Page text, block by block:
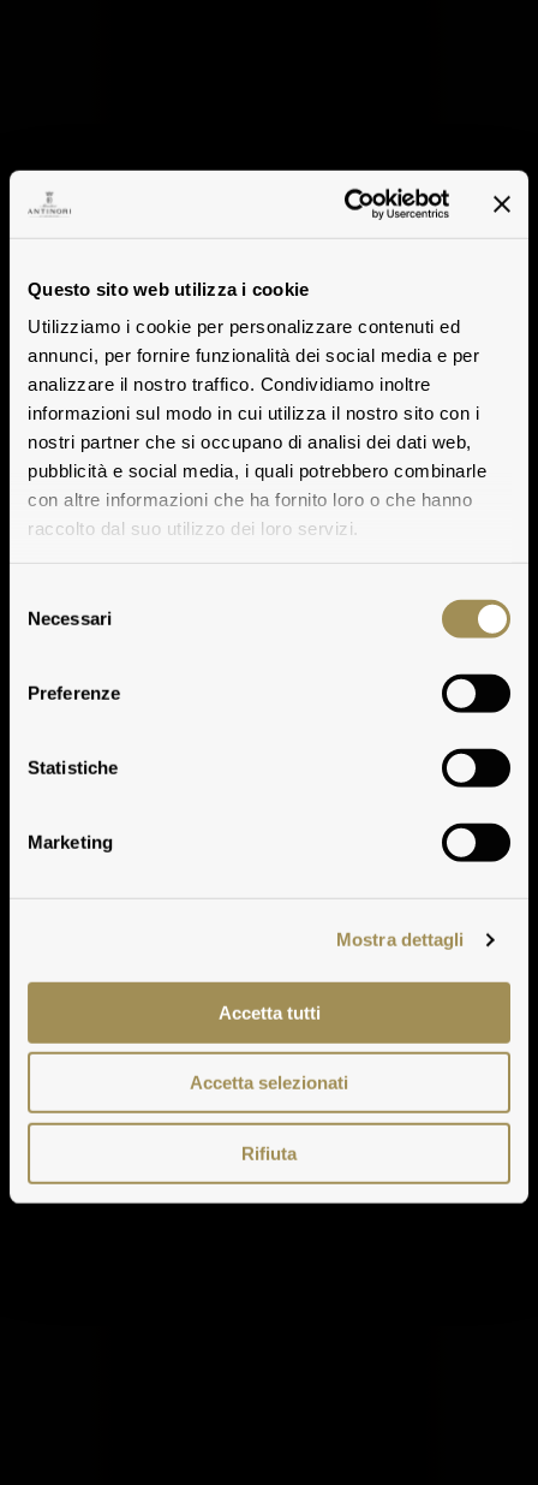
Questo sito web utilizza i cookie
Utilizziamo i cookie per personalizzare contenuti ed
annunci, per fornire funzionalità dei social media e per
analizzare il nostro traffico. Condividiamo inoltre
informazioni sul modo in cui utilizza il nostro sito con i
nostri partner che si occupano di analisi dei dati web,
pubblicità e social media, i quali potrebbero combinarle
con altre informazioni che ha fornito loro o che hanno
raccolto dal suo utilizzo dei loro servizi.
delNecessari
Preferenze
Statistiche
Marketing
Mostra dettagli
Accetta tutti
Accetta selezionati
Rifiuta
Botrosecco 2011